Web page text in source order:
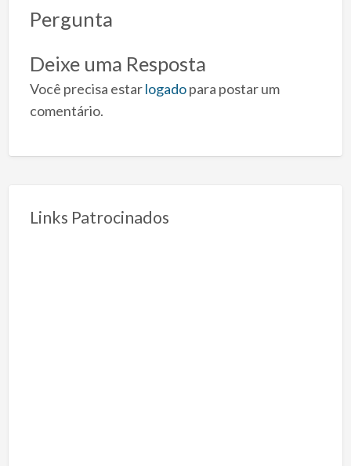
Pergunta
Deixe uma Resposta
Você precisa estarlogadopara postar um
comentário.
Links Patrocinados